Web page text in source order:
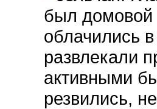
был домовой
облачились
развлекали
активными
резвились,